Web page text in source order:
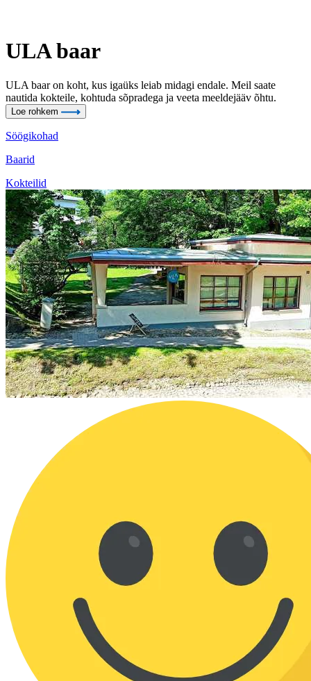
ULA baar
ULA baar on koht, kus igaüks leiab midagi endale. Meil saate
nautida kokteile, kohtuda sõpradega ja veeta meeldejääv õhtu.
Loe rohkem
Söögikohad
Baarid
Kokteilid